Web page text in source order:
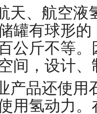
天、航空液
罐有球形
公斤不等
间，设计、
产品还使用
用氢动力